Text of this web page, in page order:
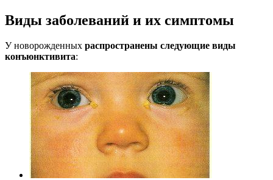
Виды заболеваний и их симптомы
У новорожденных распространены следующие виды
конъюнктивита: